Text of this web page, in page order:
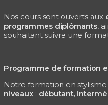
Nos cours sont ouverts aux
programmes diplômants,
souhaitant suivre une
Programme de formation
Notre formation en
niveaux : débutant,